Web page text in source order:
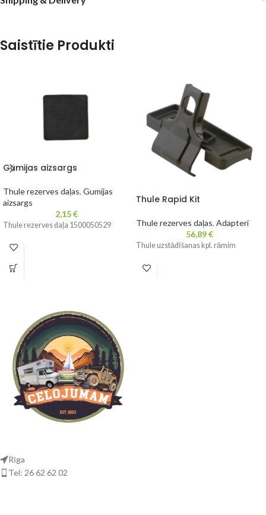
Saistītie Produkti
Gumijas aizsargs
Thule rezerves daļas, Gumijas
aizsargs
2,15€
Thule rezerves daļa 1500050529
Thule Rapid Kit
Thule rezerves daļas, Adapteri
56,89€
Thule uzstādīšanas kpl. rāmim
Rīga
Tel: 26 62 62 02